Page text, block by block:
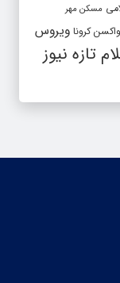
مسکن مهر
واکسن کرونا ویروس
تازه نیوز